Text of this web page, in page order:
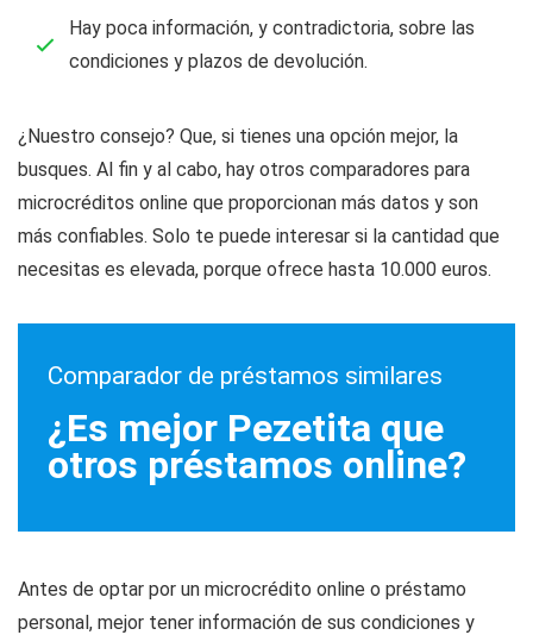
Hay poca información, y contradictoria, sobre las
condiciones y plazos de devolución.
¿Nuestro consejo? Que, si tienes una opción mejor, la
busques. Al fin y al cabo, hay otros comparadores para
microcréditos online que proporcionan más datos y son
más confiables. Solo te puede interesar si la cantidad que
necesitas es elevada, porque ofrece hasta 10.000 euros.
Comparador de préstamos similares
¿Es mejor Pezetita que
otros préstamos online?
Antes de optar por un microcrédito online o préstamo
personal, mejor tener información de sus condiciones y